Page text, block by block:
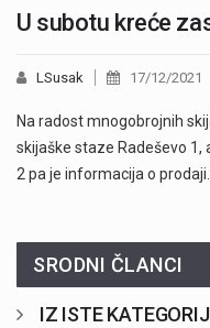
U subotu kreće
LSusak 17/12/2021
Na radost mnogobrojnih
skijaške staze Radeševo 1,
2 pa je informacija o prodaji…
SRODNI ČLANCI
IZ ISTE